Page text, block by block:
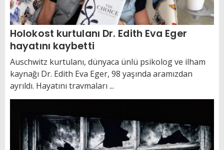
Holokost kurtulanı Dr. Edith Eva Eger
hayatını kaybetti
Auschwitz kurtulanı, dünyaca ünlü psikolog ve ilham
kaynağı Dr. Edith Eva Eger, 98 yaşında aramızdan
ayrıldı. Hayatını travmaları ...